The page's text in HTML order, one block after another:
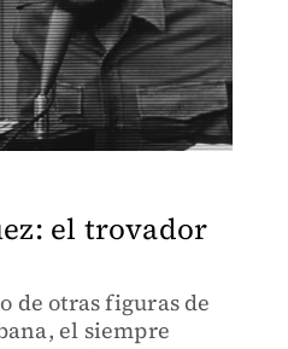
el trovador
de otras figuras de
el siempre